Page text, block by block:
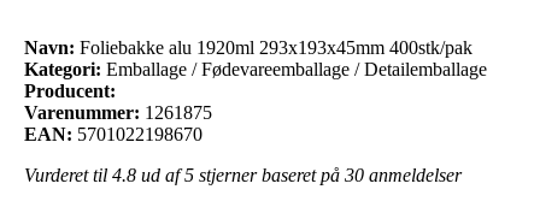
Navn: Foliebakke alu 1920ml 293x193x45mm 400stk/pak
Kategori: Emballage / Fødevareemballage / Detailemballage
Producent:
Varenummer: 1261875
EAN: 5701022198670
Vurderet til 4.8 ud af 5 stjerner baseret på 30 anmeldelser